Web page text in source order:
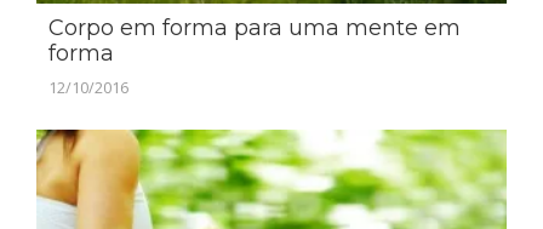
Corpo em forma para uma mente em
forma
12/10/2016